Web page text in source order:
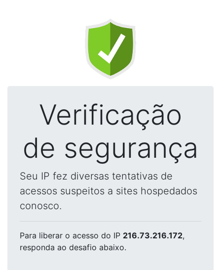
Verificação
de segurança
Seu IP fez diversas tentativas de
acessos suspeitos a sites hospedados
conosco.
Para liberar o acesso do IP 216.73.216.172,
responda ao desafio abaixo.